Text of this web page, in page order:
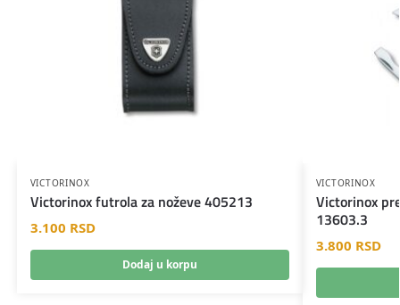
VICTORINOX
Victorinox futrola za noževe 405213
3.100 RSD
Dodaj u korpu
VICTORINOX
Victorinox
13603.3
3.800 RSD